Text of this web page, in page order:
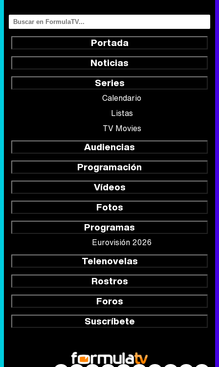
Portada
Noticias
Series
Calendario
Listas
TV Movies
Audiencias
Programación
Vídeos
Fotos
Programas
Eurovisión 2026
Telenovelas
Rostros
Foros
Suscríbete